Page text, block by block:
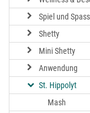
Spiel und Spass
Shetty
Mini Shetty
Anwendung
St. Hippolyt
Mash